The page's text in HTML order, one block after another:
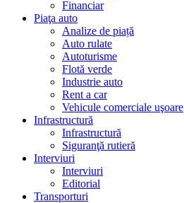
Financiar
Piaţa auto
Analize de piață
Auto rulate
Autoturisme
Flotă verde
Industrie auto
Rent a car
Vehicule comerciale uşoare
Infrastructură
Infrastructură
Siguranţă rutieră
Interviuri
Interviuri
Editorial
Transporturi